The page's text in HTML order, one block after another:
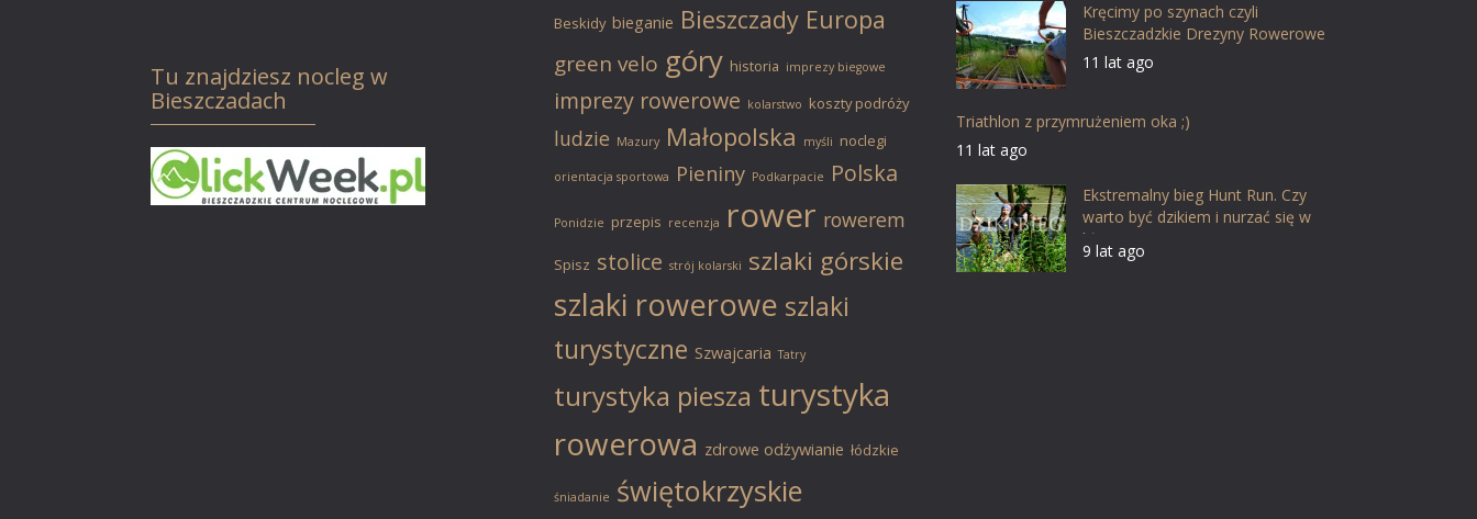
Tu znajdziesz nocleg w
Bieszczadach
Beskidy bieganie Bieszczady Europa
green velo góry historia imprezy biegowe
imprezy rowerowe kolarstwo koszty podróży
ludzie Mazury Małopolska myśli noclegi
orientacja sportowa Pieniny Podkarpacie Polska
Ponidzie przepis recenzja rower rowerem
Spisz stolice strój kolarski szlaki górskie
szlaki rowerowe szlaki
turystyczne Szwajcaria Tatry
turystyka piesza turystyka
rowerowa zdrowe odżywianie łódzkie
śniadanie świętokrzyskie
Kręcimy po szynach czyli
Bieszczadzkie Drezyny Rowerowe
11 lat ago
Triathlon z przymrużeniem oka ;)
11 lat ago
Ekstremalny bieg Hunt Run. Czy
warto być dzikiem i nurzać się w
błocie?
9 lat ago